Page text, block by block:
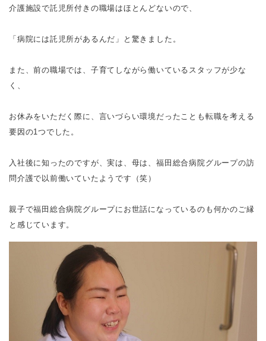
介護施設で託児所付きの職場はほとんどないので、
「病院には託児所があるんだ」と驚きました。
また、前の職場では、子育てしながら働いているスタッフが少な
く、
お休みをいただく際に、言いづらい環境だったことも転職を考える
要因の1つでした。
入社後に知ったのですが、実は、母は、福田総合病院グループの訪
問介護で以前働いていたようです（笑）
親子で福田総合病院グループにお世話になっているのも何かのご縁
と感じています。